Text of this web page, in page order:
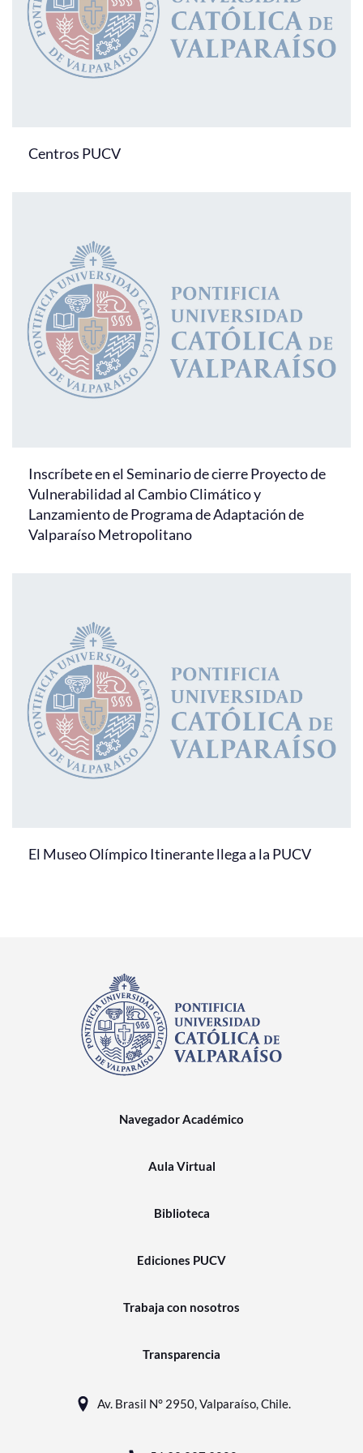
Centros PUCV
Inscríbete en el Seminario de cierre Proyecto de
Vulnerabilidad al Cambio Climático y
Lanzamiento de Programa de Adaptación de
Valparaíso Metropolitano
El Museo Olímpico Itinerante llega a la PUCV
Navegador Académico
Aula Virtual
Biblioteca
Ediciones PUCV
Trabaja con nosotros
Transparencia
Av. Brasil N° 2950, Valparaíso, Chile.